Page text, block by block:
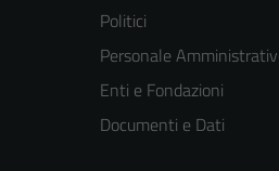
Politici
Personale
Enti e Fondazioni
Documenti e Dati